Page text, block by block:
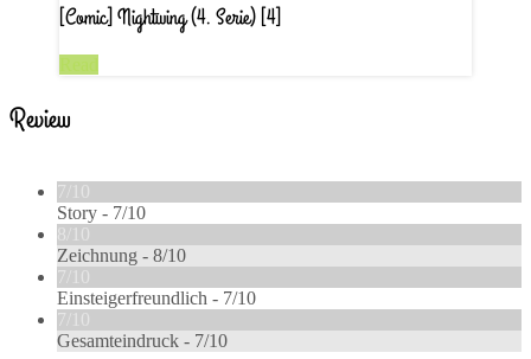
[Comic] Nightwing (4. Serie) [4]
Review
7/10
Story - 7/10
8/10
Zeichnung - 8/10
7/10
Einsteigerfreundlich - 7/10
7/10
Gesamteindruck - 7/10